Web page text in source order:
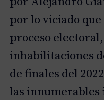
por lo viciado que
proceso electoral,
inhabilitaciones
de finales del
las